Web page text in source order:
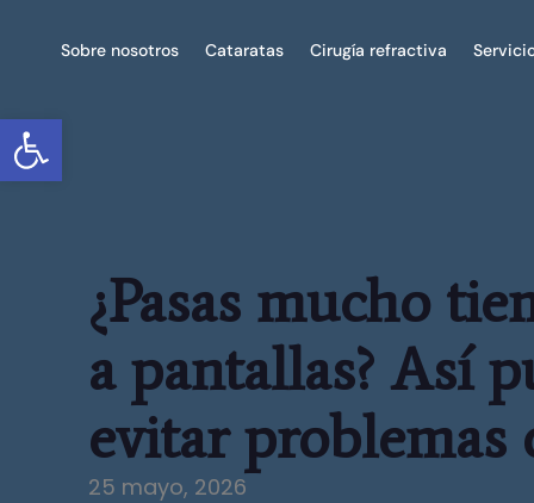
Abrir barra de herramientas
Sobre nosotros Cataratas Cirugía refractiva
¿Pasas mucho
a pantallas? Así
evitar problemas
25 mayo, 2026